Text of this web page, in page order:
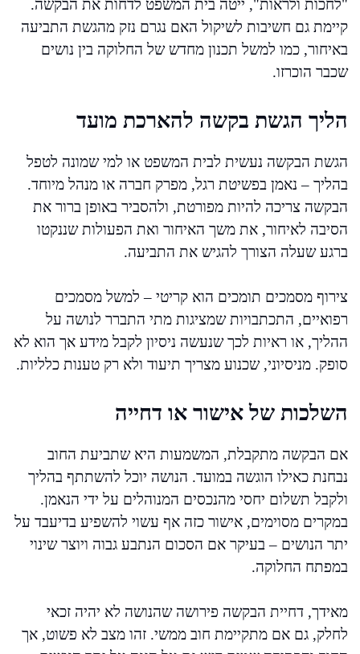
"לחכות ולראות", ייטה בית המשפט לדחות את הבקשה.
קיימת גם חשיבות לשיקול האם נגרם נזק מהגשת התביעה
באיחור, כמו למשל תכנון מחדש של החלוקה בין נושים
שכבר הוכרזו.
הליך הגשת בקשה להארכת מועד
הגשת הבקשה נעשית לבית המשפט או למי שמונה לטפל
בהליך – נאמן בפשיטת רגל, מפרק חברה או מנהל מיוחד.
הבקשה צריכה להיות מפורטת, ולהסביר באופן ברור את
הסיבה לאיחור, את משך האיחור ואת הפעולות שננקטו
ברגע שעלה הצורך להגיש את התביעה.
צירוף מסמכים תומכים הוא קריטי – למשל מסמכים
רפואיים, התכתבויות שמציגות מתי התברר לנושה על
ההליך, או ראיות לכך שנעשה ניסיון לקבל מידע אך הוא לא
סופק. מניסיוני, שכנוע מצריך תיעוד ולא רק טענות כלליות.
השלכות של אישור או דחייה
אם הבקשה מתקבלת, המשמעות היא שתביעת החוב
נבחנת כאילו הוגשה במועד. הנושה יוכל להשתתף בהליך
ולקבל תשלום יחסי מהנכסים המנוהלים על ידי הנאמן.
במקרים מסוימים, אישור כזה אף עשוי להשפיע בדיעבד על
יתר הנושים – בעיקר אם הסכום הנתבע גבוה ויוצר שינוי
במפתח החלוקה.
מאידך, דחיית הבקשה פירושה שהנושה לא יהיה זכאי
לחלק, גם אם מתקיימת חוב ממשי. זהו מצב לא פשוט, אך